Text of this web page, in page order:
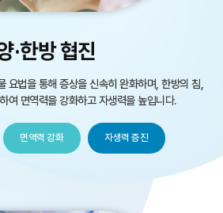
·한방 협진
요법을 통해 증상을 신속히 완화하며,한방의 침,
여 면역력을 강화하고 자생력을 높입니다.
면역력 강화 자생력 증진